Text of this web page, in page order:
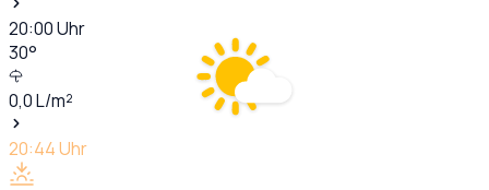
20:00Uhr
30°
0,0L/m²
20:44Uhr